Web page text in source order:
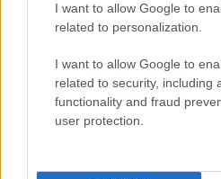
I want to allow Google to
related to personalization.
I want to allow Google to
related to security, including
functionality and fraud
user protection.
Streaming vs vinile:
dinamica e ritualità
Letizia Fontana · 5 Ago 2026